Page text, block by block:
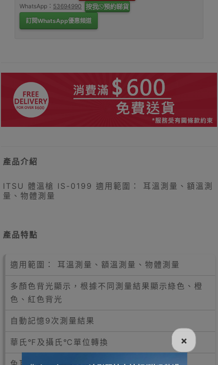
WhatsApp： 53694990 按我 預約睇貨
訂閱WhatsApp優惠頻道
產品介紹
ITSU 體溫槍 IS-0199 適用範圍： 耳溫測量、額溫測
量、物體測量
產品特點
適用範圍： 耳溫測量、額溫測量、物體測量
多顏色背光顯示，根據不同測量結果顯示綠色、橙
色、紅色背光
自動記憶9次測量結果
華氏℉及攝氏℃單位轉換 ×